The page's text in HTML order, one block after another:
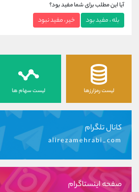
آیا این مطلب برای شما مفید بود؟
بله ، مفید بود خیر ، مفید نبود
لیست رمزارزها لیست سهام ها
کانال تلگرام
alirezamehrabi_com
صفحه اینستاگرام